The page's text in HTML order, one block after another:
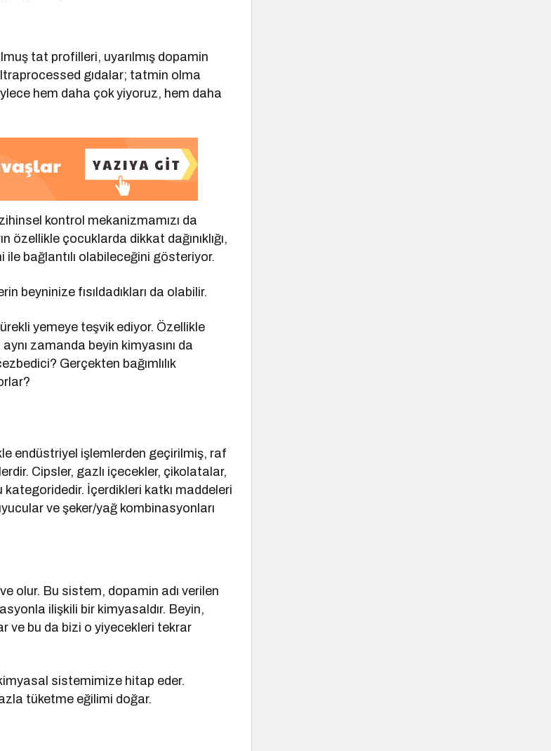
tat profilleri, uyarılmış dopamin
gıdalar; tatmin olma
hem daha çok yiyoruz, hem daha
kontrol mekanizmamızı da
özellikle çocuklarda dikkat dağınıklığı,
bağlantılı olabileceğini gösteriyor.
beyninize fısıldadıkları da olabilir.
yemeye teşvik ediyor. Özellikle
zamanda beyin kimyasını da
Gerçekten bağımlılık
endüstriyel işlemlerden geçirilmiş, raf
Cipsler, gazlı içecekler, çikolatalar,
kategoridedir. İçerdikleri katkı maddeleri
ve şeker/yağ kombinasyonları
olur. Bu sistem, dopamin adı verilen
ilişkili bir kimyasaldır. Beyin,
ve bu da bizi o yiyecekleri tekrar
sistemimize hitap eder.
tüketme eğilimi doğar.